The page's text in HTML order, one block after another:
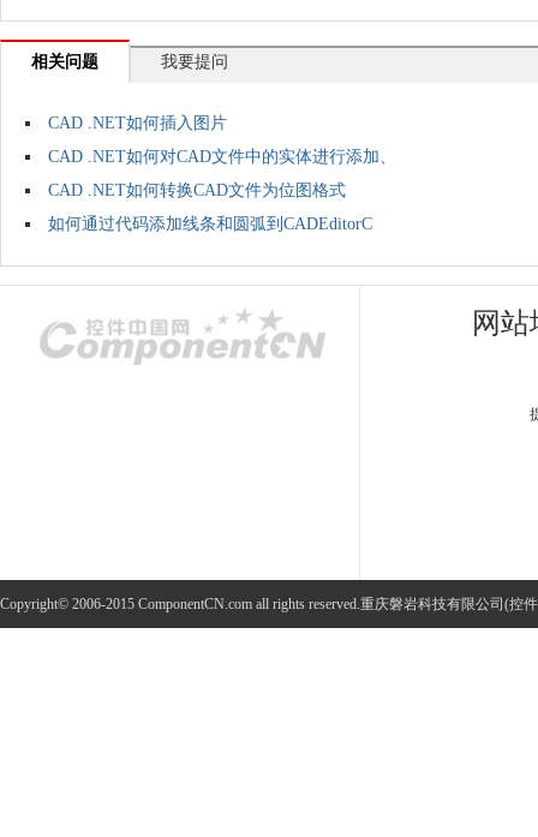
相关问题 我要提问
CAD .NET如何插入图片
CAD .NET如何对CAD文件中的实体进行添加、
CAD .NET如何转换CAD文件为位图格式
如何通过代码添加线条和圆弧到CADEditorC
网
Copyright© 2006-2015 ComponentCN.com all rights reserved.重庆磐岩科技有限公司(